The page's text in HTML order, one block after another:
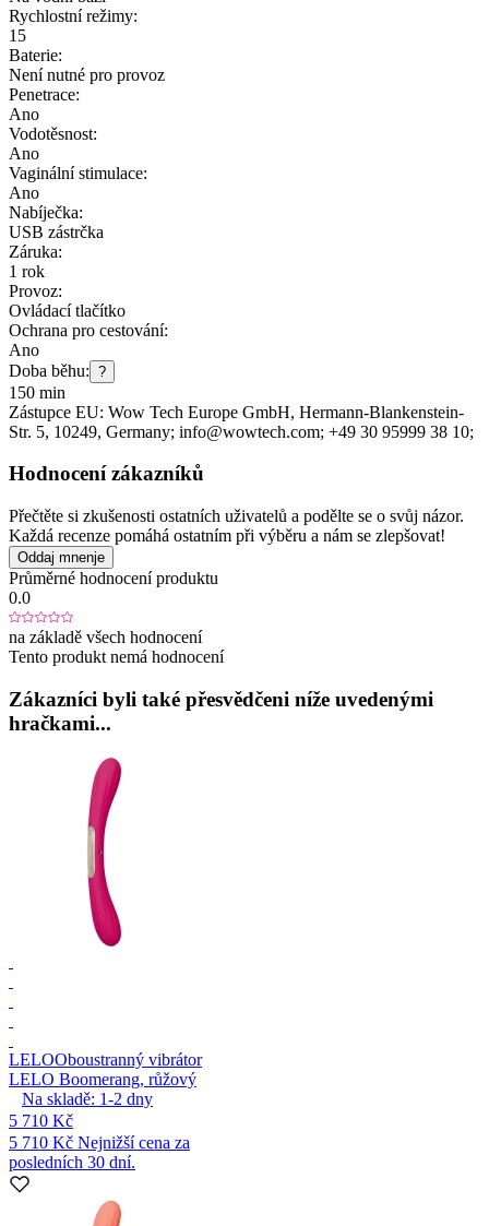
Rychlostní režimy:
15
Baterie:
Není nutné pro provoz
Penetrace:
Ano
Vodotěsnost:
Ano
Vaginální stimulace:
Ano
Nabíječka:
USB zástrčka
Záruka:
1 rok
Provoz:
Ovládací tlačítko
Ochrana pro cestování:
Ano
Doba běhu: ?
150 min
Zástupce EU: Wow Tech Europe GmbH, Hermann-Blankenstein-
Str. 5, 10249, Germany; info@wowtech.com; +49 30 95999 38 10;
Hodnocení zákazníků
Přečtěte si zkušenosti ostatních uživatelů a podělte se o svůj názor.
Každá recenze pomáhá ostatním při výběru a nám se zlepšovat!
Oddaj mnenje
Průměrné hodnocení produktu
0.0
na základě všech hodnocení
Tento produkt nemá hodnocení
Zákazníci byli také přesvědčeni níže uvedenými
hračkami...
LELOOboustranný vibrátor
LELO Boomerang, růžový
Na skladě: 1-2 dny
5 710 Kč
5 710 Kč Nejnižší cena za
posledních 30 dní.